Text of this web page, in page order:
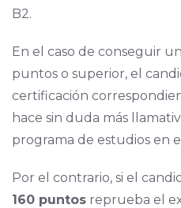
B2.
En el caso de conseguir
puntos o superior, el
certificación
hace sin duda más
programa de estudios en
Por el contrario, si el
160 puntosreprueba el